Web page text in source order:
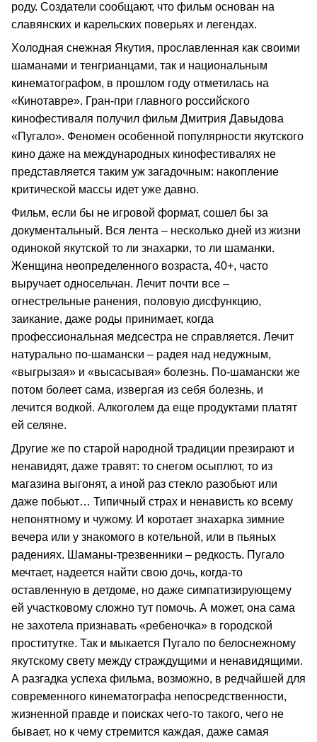
роду. Создатели сообщают, что фильм основан на
славянских и карельских поверьях и легендах.
Холодная снежная Якутия, прославленная как своими
шаманами и тенгрианцами, так и национальным
кинематографом, в прошлом году отметилась на
«Кинотавре». Гран-при главного российского
кинофестиваля получил фильм Дмитрия Давыдова
«Пугало». Феномен особенной популярности якутского
кино даже на международных кинофестивалях не
представляется таким уж загадочным: накопление
критической массы идет уже давно.
Фильм, если бы не игровой формат, сошел бы за
документальный. Вся лента – несколько дней из жизни
одинокой якутской то ли знахарки, то ли шаманки.
Женщина неопределенного возраста, 40+, часто
выручает односельчан. Лечит почти все –
огнестрельные ранения, половую дисфункцию,
заикание, даже роды принимает, когда
профессиональная медсестра не справляется. Лечит
натурально по-шамански – радея над недужным,
«выгрызая» и «высасывая» болезнь. По-шамански же
потом болеет сама, извергая из себя болезнь, и
лечится водкой. Алкоголем да еще продуктами платят
ей селяне.
Другие же по старой народной традиции презирают и
ненавидят, даже травят: то снегом осыплют, то из
магазина выгонят, а иной раз стекло разобьют или
даже побьют… Типичный страх и ненависть ко всему
непонятному и чужому. И коротает знахарка зимние
вечера или у знакомого в котельной, или в пьяных
радениях. Шаманы-трезвенники – редкость. Пугало
мечтает, надеется найти свою дочь, когда-то
оставленную в детдоме, но даже симпатизирующему
ей участковому сложно тут помочь. А может, она сама
не захотела признавать «ребеночка» в городской
проститутке. Так и мыкается Пугало по белоснежному
якутскому свету между страждущими и ненавидящими.
А разгадка успеха фильма, возможно, в редчайшей для
современного кинематографа непосредственности,
жизненной правде и поисках чего-то такого, чего не
бывает, но к чему стремится каждая, даже самая